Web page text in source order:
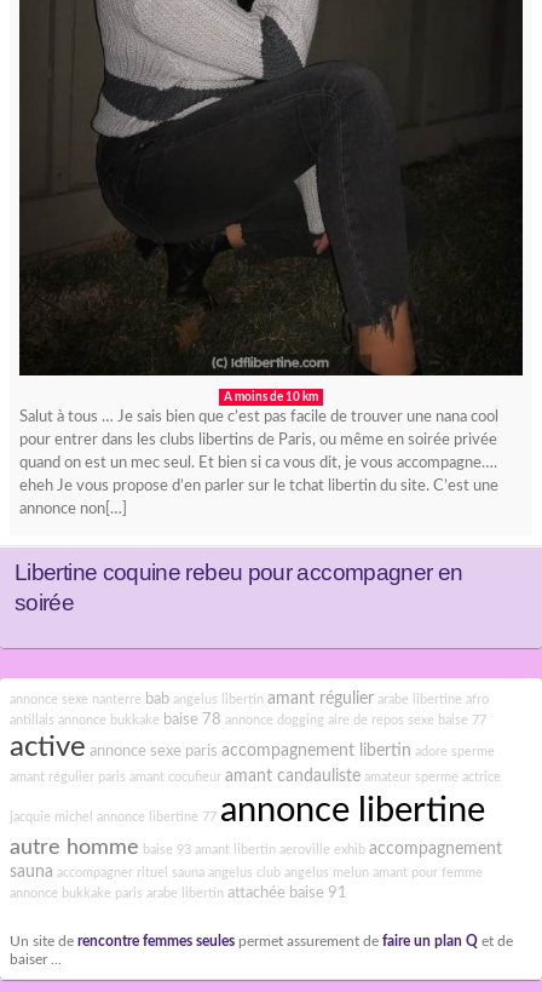
A moins de 10 km
Salut à tous … Je sais bien que c’est pas facile de trouver une nana cool
pour entrer dans les clubs libertins de Paris, ou même en soirée privée
quand on est un mec seul. Et bien si ca vous dit, je vous accompagne….
eheh Je vous propose d’en parler sur le tchat libertin du site. C’est une
annonce non[…]
Libertine coquine rebeu pour accompagner en
soirée
annonce sexe nanterre bab angelus libertin amant régulier arabe libertine afro
antillais annonce bukkake baise 78 annonce dogging aire de repos sexe baise 77
active annonce sexe paris accompagnement libertin adore sperme
amant régulier paris amant cocufieur amant candauliste amateur sperme actrice
jacquie michel annonce libertine 77 annonce libertine
autre homme baise 93 amant libertin aeroville exhib accompagnement
sauna accompagner rituel sauna angelus club angelus melun amant pour femme
annonce bukkake paris arabe libertin attachée baise 91
Un site de rencontre femmes seules permet assurement de faire un plan Q et de
baiser ...